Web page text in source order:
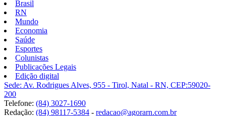
Brasil
RN
Mundo
Economia
Saúde
Esportes
Colunistas
Publicações Legais
Edição digital
Sede: Av. Rodrigues Alves, 955 - Tirol, Natal - RN, CEP:59020-
200
Telefone: (84) 3027-1690
Redação: (84) 98117-5384 - redacao@agorarn.com.br